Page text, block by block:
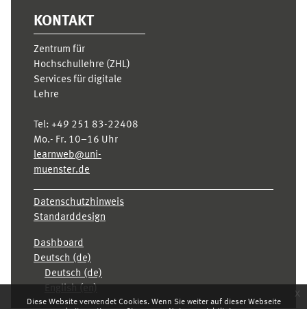
Diese Website verwendet Cookies. Wenn Sie weiter auf dieser Webseite
x
KONTAKT
Zentrum für
Hochschullehre (ZHL)
Services für digitale
Lehre
Tel: +49 251 83-22408
Mo.- Fr. 10–16 Uhr
learnweb@uni-
muenster.de
Datenschutzhinweis
Standarddesign
Dashboard
Deutsch ‎(de)‎
Deutsch ‎(de)‎